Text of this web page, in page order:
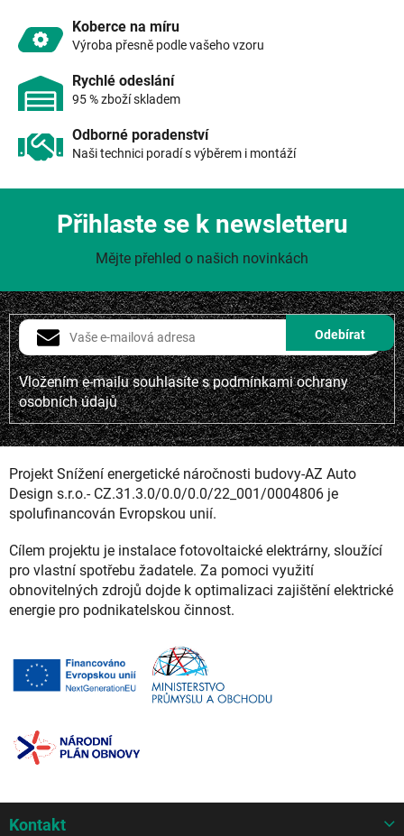
ý
Koberce na míru
Výroba přesně podle vašeho vzoru
Rychlé odeslání
95 % zboží skladem
Odborné poradenství
Naši technici poradí s výběrem i montáží
Vložením e-mailu souhlasíte spodmínkami ochrany
osobních údajů
Přihlaste se k newsletteru
Mějte přehled o našich novinkách
Projekt Snížení energetické náročnosti budovy-AZ Auto
Design s.r.o.- CZ.31.3.0/0.0/0.0/22_001/0004806 je
spolufinancován Evropskou unií.
Cílem projektu je instalace fotovoltaické elektrárny, sloužící
pro vlastní spotřebu žadatele. Za pomoci využití
obnovitelných zdrojů dojde k optimalizaci zajištění elektrické
energie pro podnikatelskou činnost.
Kontakt